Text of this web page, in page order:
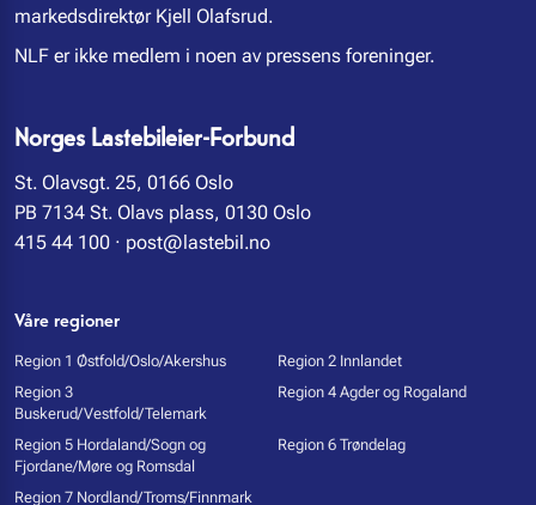
markedsdirektør Kjell Olafsrud.
NLF er ikke medlem i noen av pressens foreninger.
Norges Lastebileier-Forbund
St. Olavsgt. 25, 0166 Oslo
PB 7134 St. Olavs plass, 0130 Oslo
415 44 100 · post@lastebil.no
Våre regioner
Region 1 Østfold/Oslo/Akershus
Region 2 Innlandet
Region 3
Buskerud/Vestfold/Telemark
Region 4 Agder og Rogaland
Region 5 Hordaland/Sogn og
Fjordane/Møre og Romsdal
Region 6 Trøndelag
Region 7 Nordland/Troms/Finnmark